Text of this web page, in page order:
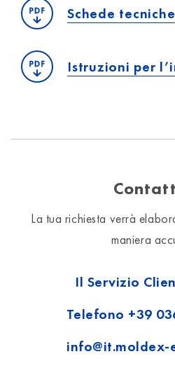
Schede tecniche
Istruzioni per
La tua richiesta verrà
maniera
Il Servizio
Telefono +39
info@it.moldex-